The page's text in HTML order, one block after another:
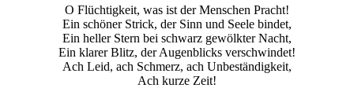
O Flüchtigkeit, was ist der Menschen Pracht!
Ein schöner Strick, der Sinn und Seele bindet,
Ein heller Stern bei schwarz gewölkter Nacht,
Ein klarer Blitz, der Augenblicks verschwindet!
Ach Leid, ach Schmerz, ach Unbeständigkeit,
Ach kurze Zeit!